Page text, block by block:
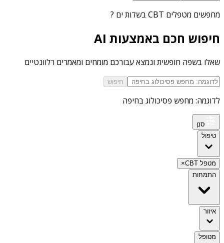
מחפשים מטפלים CBT בשדות ים ?
חיפוש חכם באמצעות AI
שאלו בשפה חופשית ונמצא עבורכם מומחים ומאמרים רלוונטיים
חיפוש
לדוגמה: מחפש פסיכולוג בחיפה
סנן
טיפול
מטפל CBT
×
התמחות
איזור
מטופל